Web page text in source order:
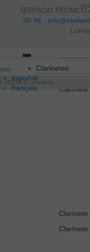
SERVICIO
30 96 ·
español
français
CESTA 0 artículos
navigation
Clarinetes
Clarinete
Clarinete